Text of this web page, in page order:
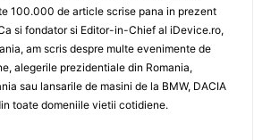
100.000 de article scrise pana in prezent
si fondator si Editor-in-Chief al iDevice.ro,
am scris despre multe evenimente de
alegerile prezidentiale din Romania,
sau lansarile de masini de la BMW, DACIA
toate domeniile vietii cotidiene.